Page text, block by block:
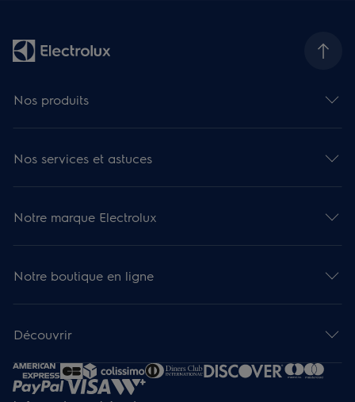
Nos produits
Nos services et astuces
Notre marque Electrolux
Notre boutique en ligne
Découvrir